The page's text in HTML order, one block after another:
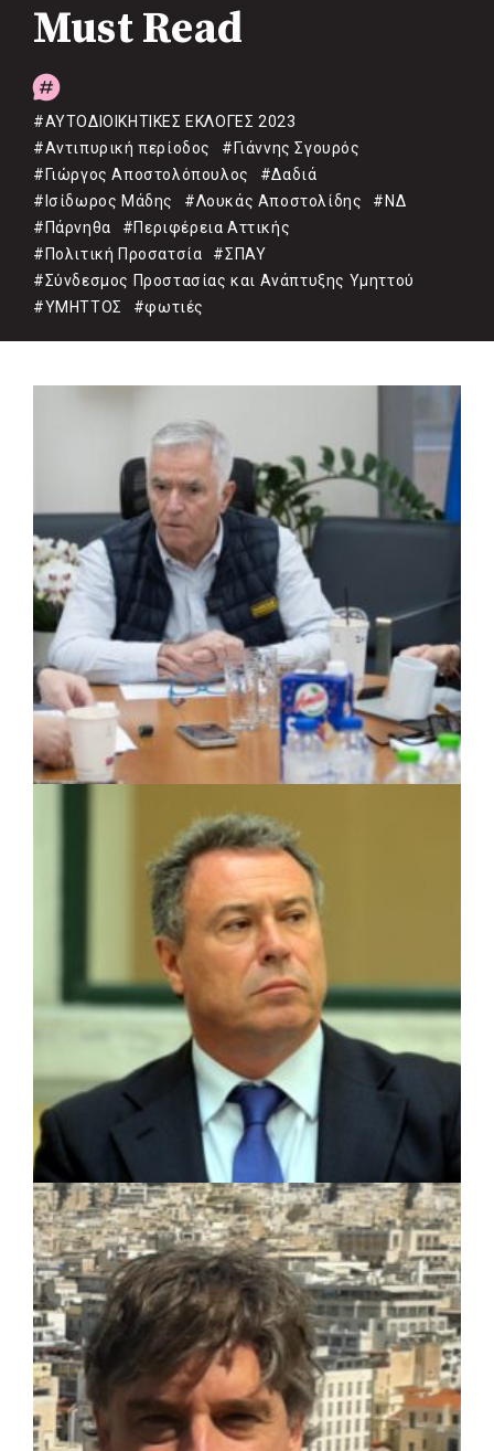
Must Read
#ΑΥΤΟΔΙΟΙΚΗΤΙΚΕΣ ΕΚΛΟΓΕΣ 2023
#Αντιπυρική περίοδος
#Γιάννης Σγουρός
#Γιώργος Αποστολόπουλος
#Δαδιά
#Ισίδωρος Μάδης
#Λουκάς Αποστολίδης
#ΝΔ
#Πάρνηθα
#Περιφέρεια Αττικής
#Πολιτική Προσατσία
#ΣΠΑΥ
#Σύνδεσμος Προστασίας και Ανάπτυξης Υμηττού
#ΥΜΗΤΤΟΣ
#φωτιές
Ισίδωρος Μάδης: Η πρόληψη είναι η
πραγματική μάχη για τον Υμηττό
ΑΠΟΨΕΙΣ 28/08/2023 · 09:31
Γιάννης Σγουρός: Πολιτική προστασία –
Αφηρημένη έννοια ή πραγματική υπηρεσία
για τον πολίτη ;